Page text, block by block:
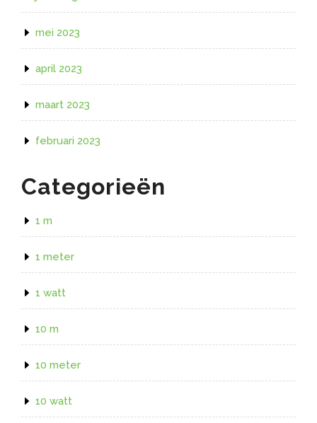
mei 2023
april 2023
maart 2023
februari 2023
Categorieën
1 m
1 meter
1 watt
10 m
10 meter
10 watt